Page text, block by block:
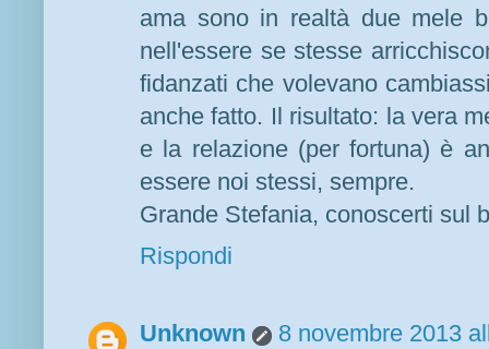
ama sono in realtà due mele
nell'essere se stesse
fidanzati che volevano
anche fatto. Il risultato: la vera
e la relazione (per fortuna) è
essere noi stessi, sempre.
Grande Stefania, conoscerti sul
Rispondi
Unknown
8 novembre 2013